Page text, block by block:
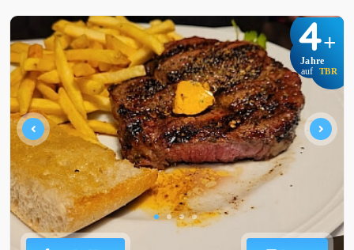
4+
Jahre
auf TBR